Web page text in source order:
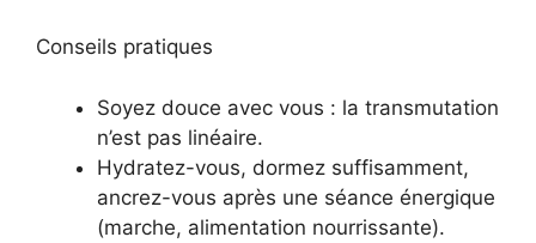
Conseils pratiques
Soyez douce avec vous : la transmutation
n’est pas linéaire.
Hydratez-vous, dormez suffisamment,
ancrez-vous après une séance énergique
(marche, alimentation nourrissante).